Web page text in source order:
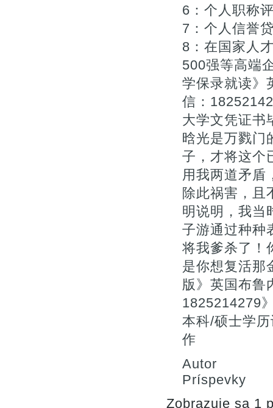
6：个人职称
7：个人信誉
8：在国家人
500强等高端
学保录就读》
信：
大学文凭证书
晗光是万戮门
子，才将这个
用我两道矛盾
除此祸害，且
明说明，我当
子游通过种种
将我爹杀了！
是你想复活那
版》英国布鲁
1825214279
本科/硕士学
作
Autor
Príspevky
Zobrazuje sa 1